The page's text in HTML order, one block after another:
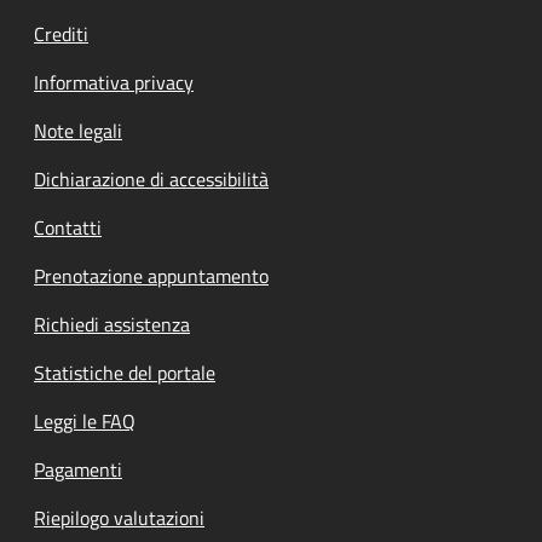
Crediti
Informativa privacy
Note legali
Dichiarazione di accessibilità
Contatti
Prenotazione appuntamento
Richiedi assistenza
Statistiche del portale
Leggi le FAQ
Pagamenti
Riepilogo valutazioni